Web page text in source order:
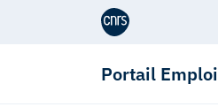
Aller au contenu
Portail Emploi